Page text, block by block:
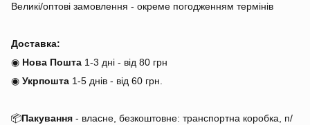
Великі/оптові замовлення - окреме погодженням термінів
Доставка:
◉ Нова Пошта 1-3 дні - від 80 грн
◉ Укрпошта 1-5 днів - від 60 грн.
📦Пакування - власне, безкоштовне: транспортна коробка, п/